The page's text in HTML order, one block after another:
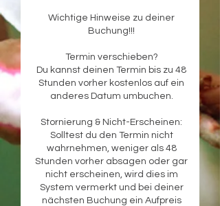
Wichtige Hinweise zu deiner
Buchung!!!
Termin verschieben?
Du kannst deinen Termin bis zu 48
Stunden vorher kostenlos auf ein
anderes Datum umbuchen.
Stornierung & Nicht-Erscheinen:
Solltest du den Termin nicht
wahrnehmen, weniger als 48
Stunden vorher absagen oder gar
nicht erscheinen, wird dies im
System vermerkt und bei deiner
nächsten Buchung ein Aufpreis